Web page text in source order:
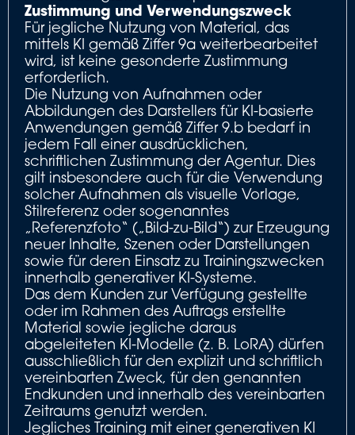
Zustimmung und Verwendungszweck
Für jegliche Nutzung von Material, das
mittels KI gemäß Ziffer 9a weiterbearbeitet
wird, ist keine gesonderte Zustimmung
erforderlich.
Die Nutzung von Aufnahmen oder
Abbildungen des Darstellers für KI-basierte
Anwendungen gemäß Ziffer 9.b bedarf in
jedem Fall einer ausdrücklichen,
schriftlichen Zustimmung der Agentur. Dies
gilt insbesondere auch für die Verwendung
solcher Aufnahmen als visuelle Vorlage,
Stilreferenz oder sogenanntes
„Referenzfoto“ („Bild-zu-Bild“) zur Erzeugung
neuer Inhalte, Szenen oder Darstellungen
sowie für deren Einsatz zu Trainingszwecken
innerhalb generativer KI-Systeme.
Das dem Kunden zur Verfügung gestellte
oder im Rahmen des Auftrags erstellte
Material sowie jegliche daraus
abgeleiteten KI-Modelle (z. B. LoRA) dürfen
ausschließlich für den explizit und schriftlich
vereinbarten Zweck, für den genannten
Endkunden und innerhalb des vereinbarten
Zeitraums genutzt werden.
Jegliches Training mit einer generativen KI